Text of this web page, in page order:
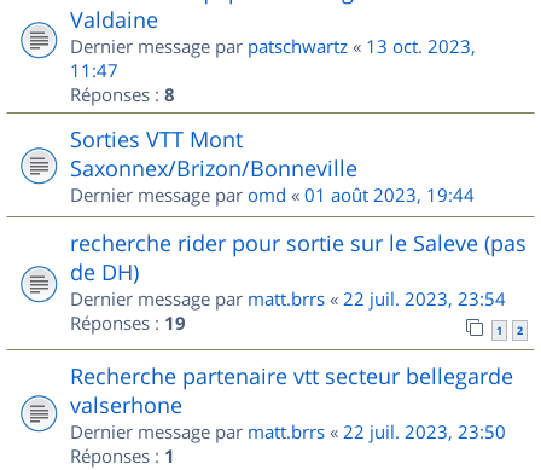
Valdaine
Dernier message par patschwartz « 13 oct. 2023,
11:47
Réponses : 8
Sorties VTT Mont
Saxonnex/Brizon/Bonneville
Dernier message par omd « 01 août 2023, 19:44
recherche rider pour sortie sur le Saleve (pas
de DH)
Dernier message par matt.brrs « 22 juil. 2023, 23:54
Réponses : 19 1 2
Recherche partenaire vtt secteur bellegarde
valserhone
Dernier message par matt.brrs « 22 juil. 2023, 23:50
Réponses : 1